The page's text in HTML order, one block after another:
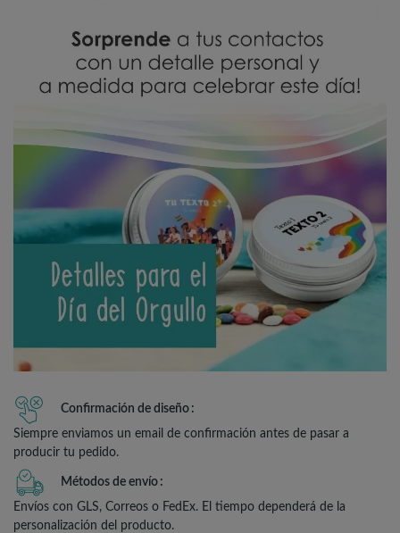
Confirmación de diseño
Siempre enviamos un email de confirmación antes de pasar a
producir tu pedido.
Métodos de envío
Envíos con GLS, Correos o FedEx. El tiempo dependerá de la
personalización del producto.